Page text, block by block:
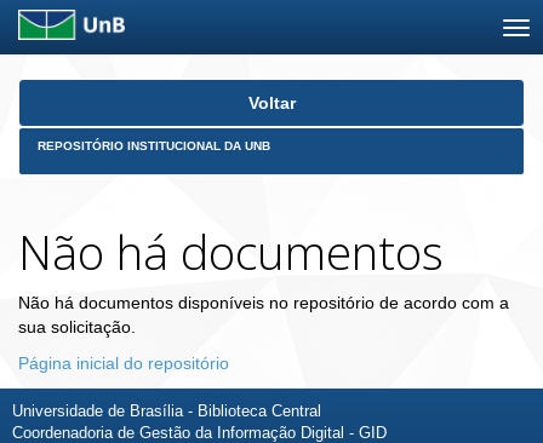
Skip
Voltar
REPOSITÓRIO INSTITUCIONAL DA UNB
Não há documentos
Não há documentos disponíveis no repositório de acordo com a
sua solicitação.
Página inicial do repositório
Universidade de Brasília - Biblioteca Central
Coordenadoria de Gestão da Informação Digital - GID